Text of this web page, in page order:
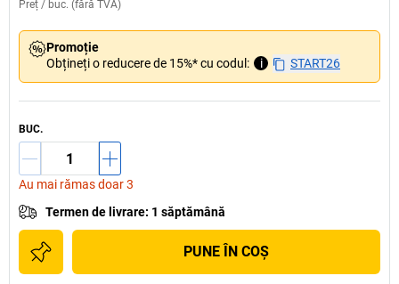
Preț / buc. (fără TVA)
Promoție
Obțineți o reducere de 15%* cu codul:
i START26
BUC.
Au mai rămas doar 3
Termen de livrare: 1 săptămână
PUNE ÎN COŞ